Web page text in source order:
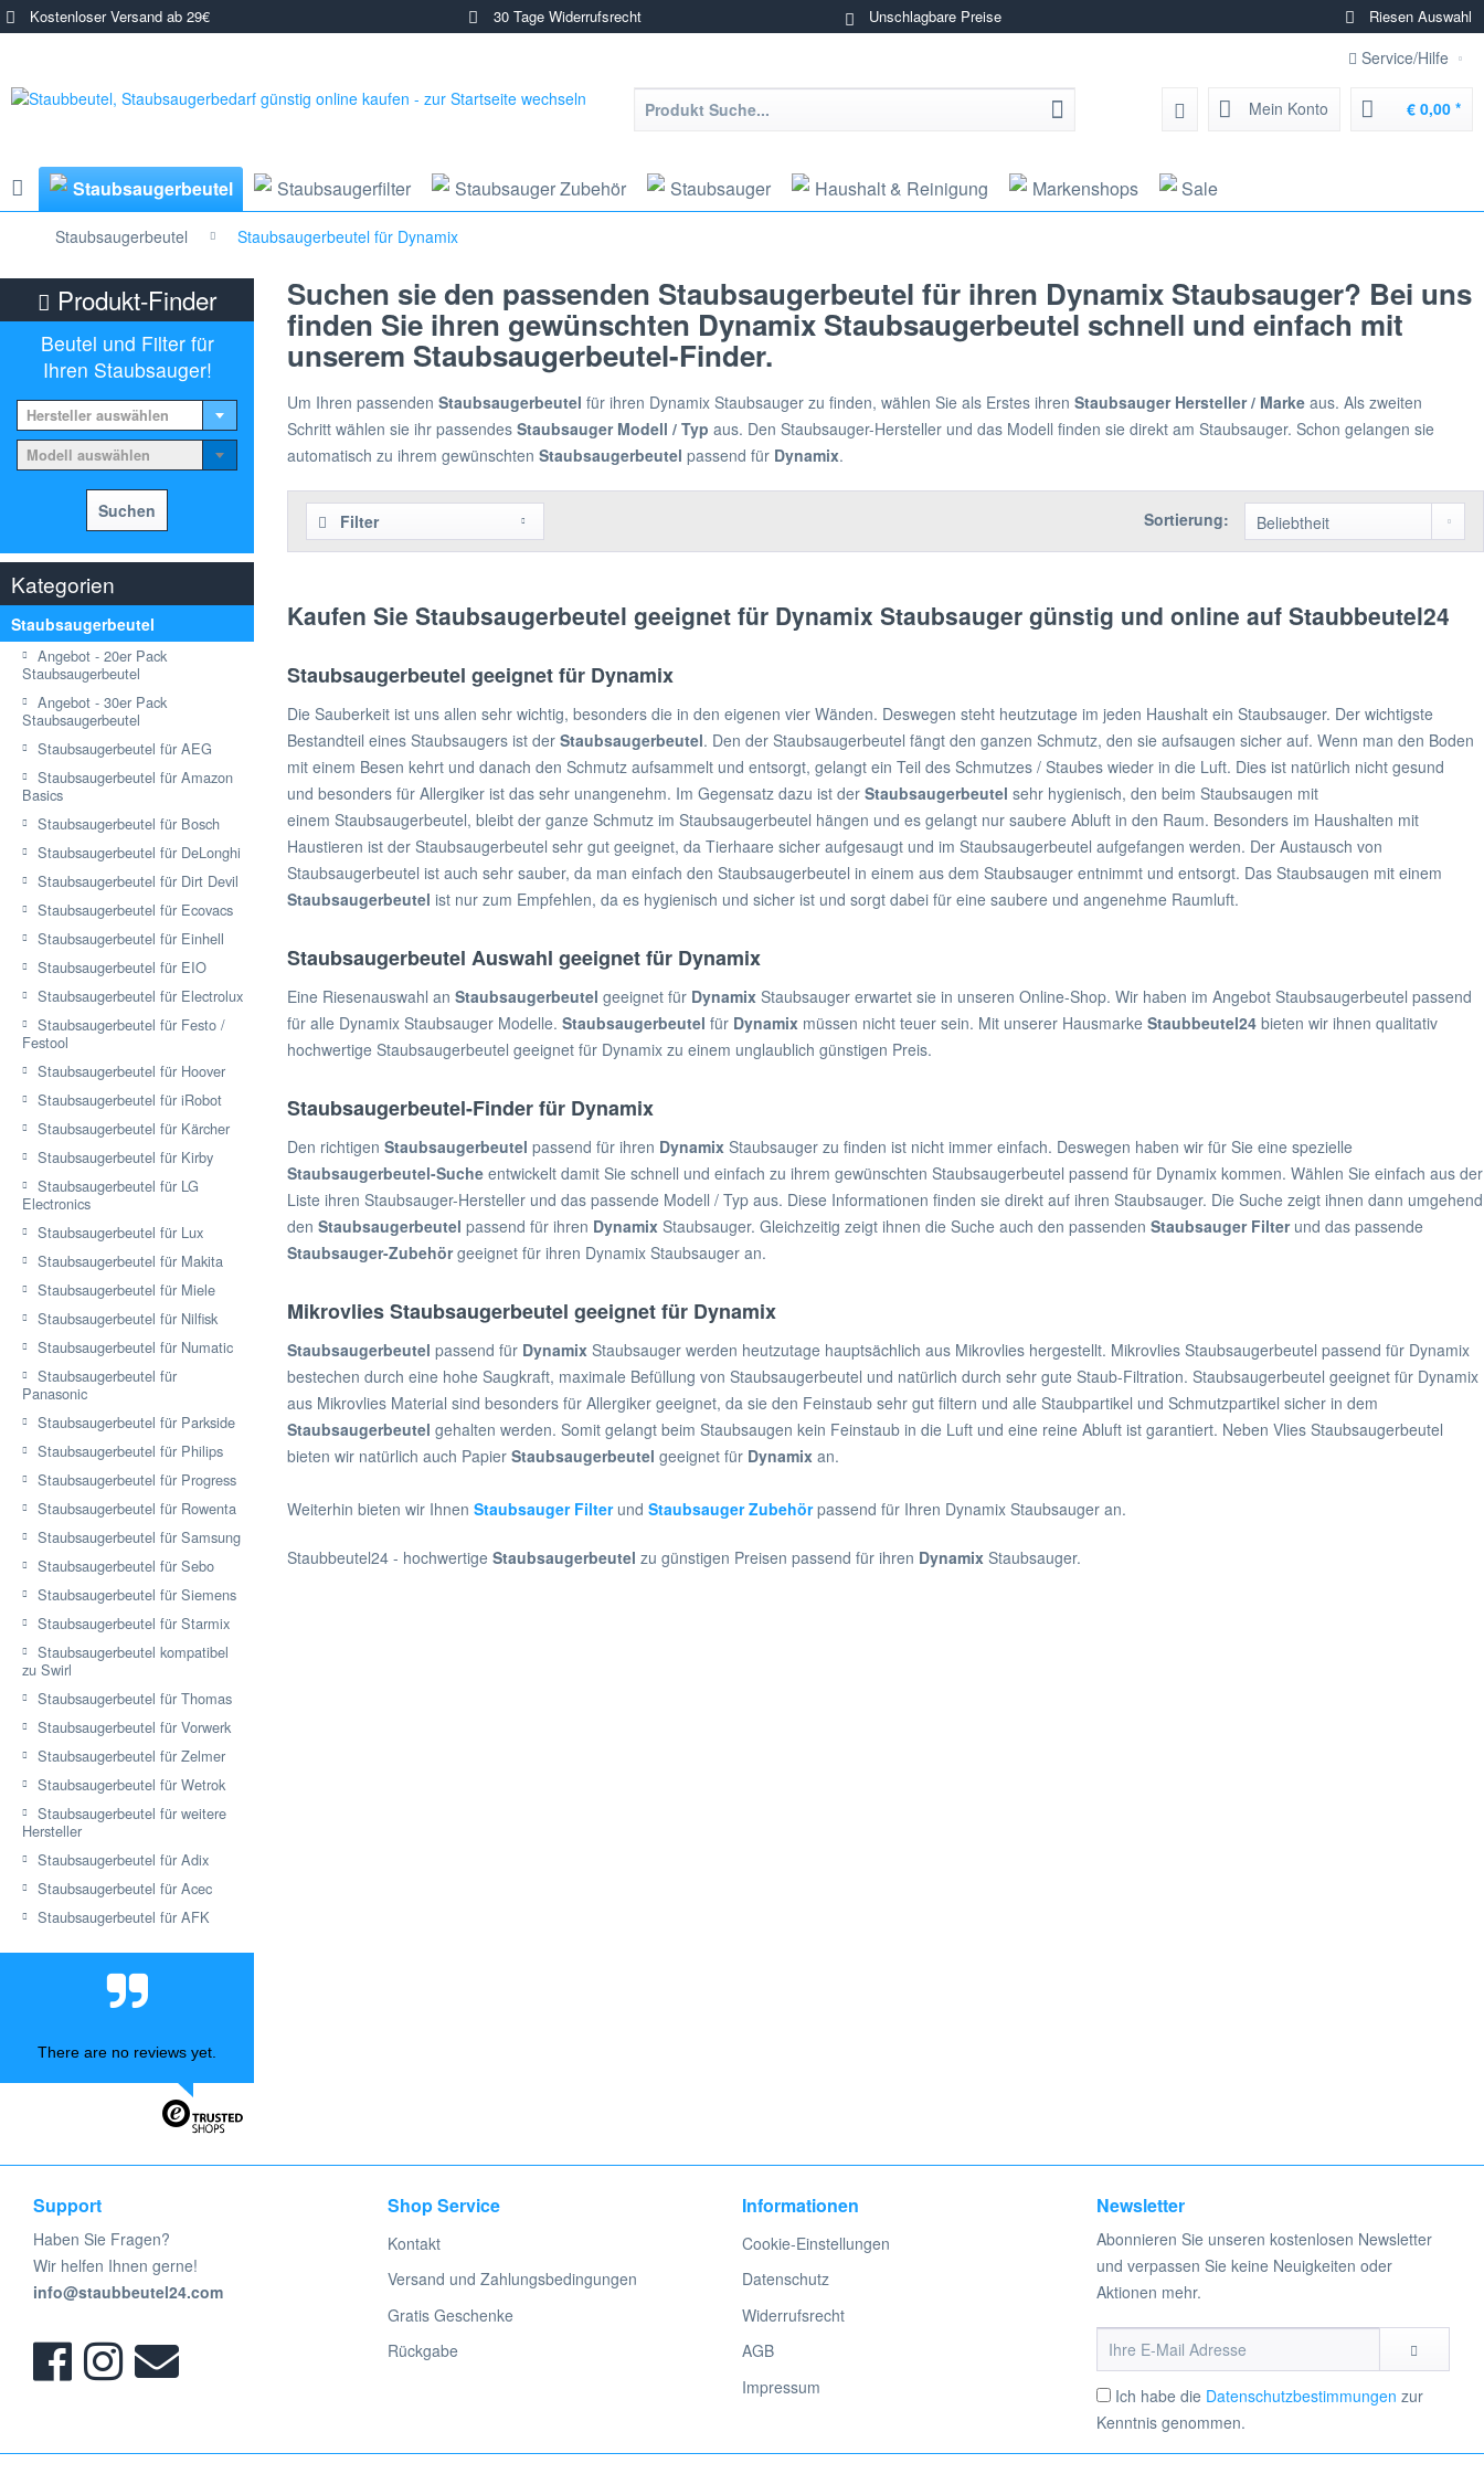
Kostenloser Versand ab 29€ 30 Tage Widerrufsrecht Unschlagbare Preise Riesen Auswahl
Service/Hilfe
Mein Konto € 0,00 *
Staubsaugerbeutel Staubsaugerfilter Staubsauger Zubehör Staubsauger Haushalt & Reinigung Markenshops Sale
Staubsaugerbeutel Staubsaugerbeutel für Dynamix
Produkt-Finder
Beutel und Filter für
Ihren Staubsauger!
Hersteller auswählen
Modell auswählen
Suchen
Kategorien
Staubsaugerbeutel
Angebot - 20er Pack
Staubsaugerbeutel
Angebot - 30er Pack
Staubsaugerbeutel
Staubsaugerbeutel für AEG
Staubsaugerbeutel für Amazon
Basics
Staubsaugerbeutel für Bosch
Staubsaugerbeutel für DeLonghi
Staubsaugerbeutel für Dirt Devil
Staubsaugerbeutel für Ecovacs
Staubsaugerbeutel für Einhell
Staubsaugerbeutel für EIO
Staubsaugerbeutel für Electrolux
Staubsaugerbeutel für Festo /
Festool
Staubsaugerbeutel für Hoover
Staubsaugerbeutel für iRobot
Staubsaugerbeutel für Kärcher
Staubsaugerbeutel für Kirby
Staubsaugerbeutel für LG
Electronics
Staubsaugerbeutel für Lux
Staubsaugerbeutel für Makita
Staubsaugerbeutel für Miele
Staubsaugerbeutel für Nilfisk
Staubsaugerbeutel für Numatic
Staubsaugerbeutel für
Panasonic
Staubsaugerbeutel für Parkside
Staubsaugerbeutel für Philips
Staubsaugerbeutel für Progress
Staubsaugerbeutel für Rowenta
Staubsaugerbeutel für Samsung
Staubsaugerbeutel für Sebo
Staubsaugerbeutel für Siemens
Staubsaugerbeutel für Starmix
Staubsaugerbeutel kompatibel
zu Swirl
Staubsaugerbeutel für Thomas
Staubsaugerbeutel für Vorwerk
Staubsaugerbeutel für Zelmer
Staubsaugerbeutel für Wetrok
Staubsaugerbeutel für weitere
Hersteller
Staubsaugerbeutel für Adix
Staubsaugerbeutel für Acec
Staubsaugerbeutel für AFK
Staubsaugerbeutel für Airmate
Staubsaugerbeutel für AKA
Staubsaugerbeutel für Akiba
Staubsaugerbeutel für Alaska
Staubsaugerbeutel für Aldi
Hofer
Staubsaugerbeutel für Alfatec
Staubsaugerbeutel für Alpha
Staubsaugerbeutel für Alpina
Staubsaugerbeutel für Amadis
Staubsaugerbeutel für Amstrad
There are no reviews yet.
Suchen sie den passenden Staubsaugerbeutel für ihren Dynamix Staubsauger? Bei uns
finden Sie ihren gewünschten Dynamix Staubsaugerbeutel schnell und einfach mit
unserem Staubsaugerbeutel-Finder.
Um Ihren passenden Staubsaugerbeutel für ihren Dynamix Staubsauger zu finden, wählen Sie als Erstes ihren Staubsauger Hersteller / Marke aus. Als zweiten
Schritt wählen sie ihr passendes Staubsauger Modell / Typ aus. Den Staubsauger-Hersteller und das Modell finden sie direkt am Staubsauger. Schon gelangen sie
automatisch zu ihrem gewünschten Staubsaugerbeutel passend für Dynamix.
Filter Sortierung:
Kaufen Sie Staubsaugerbeutel geeignet für Dynamix Staubsauger günstig und online auf Staubbeutel24
Staubsaugerbeutel geeignet für Dynamix
Die Sauberkeit ist uns allen sehr wichtig, besonders die in den eigenen vier Wänden. Deswegen steht heutzutage im jeden Haushalt ein Staubsauger. Der wichtigste
Bestandteil eines Staubsaugers ist der Staubsaugerbeutel. Den der Staubsaugerbeutel fängt den ganzen Schmutz, den sie aufsaugen sicher auf. Wenn man den Boden
mit einem Besen kehrt und danach den Schmutz aufsammelt und entsorgt, gelangt ein Teil des Schmutzes / Staubes wieder in die Luft. Dies ist natürlich nicht gesund
und besonders für Allergiker ist das sehr unangenehm. Im Gegensatz dazu ist der Staubsaugerbeutel sehr hygienisch, den beim Staubsaugen mit
einem Staubsaugerbeutel, bleibt der ganze Schmutz im Staubsaugerbeutel hängen und es gelangt nur saubere Abluft in den Raum. Besonders im Haushalten mit
Haustieren ist der Staubsaugerbeutel sehr gut geeignet, da Tierhaare sicher aufgesaugt und im Staubsaugerbeutel aufgefangen werden. Der Austausch von
Staubsaugerbeutel ist auch sehr sauber, da man einfach den Staubsaugerbeutel in einem aus dem Staubsauger entnimmt und entsorgt. Das Staubsaugen mit einem
Staubsaugerbeutel ist nur zum Empfehlen, da es hygienisch und sicher ist und sorgt dabei für eine saubere und angenehme Raumluft.
Staubsaugerbeutel Auswahl geeignet für Dynamix
Eine Riesenauswahl an Staubsaugerbeutel geeignet für Dynamix Staubsauger erwartet sie in unseren Online-Shop. Wir haben im Angebot Staubsaugerbeutel passend
für alle Dynamix Staubsauger Modelle. Staubsaugerbeutel für Dynamix müssen nicht teuer sein. Mit unserer Hausmarke Staubbeutel24 bieten wir ihnen qualitativ
hochwertige Staubsaugerbeutel geeignet für Dynamix zu einem unglaublich günstigen Preis.
Staubsaugerbeutel-Finder für Dynamix
Den richtigen Staubsaugerbeutel passend für ihren Dynamix Staubsauger zu finden ist nicht immer einfach. Deswegen haben wir für Sie eine spezielle
Staubsaugerbeutel-Suche entwickelt damit Sie schnell und einfach zu ihrem gewünschten Staubsaugerbeutel passend für Dynamix kommen. Wählen Sie einfach aus der
Liste ihren Staubsauger-Hersteller und das passende Modell / Typ aus. Diese Informationen finden sie direkt auf ihren Staubsauger. Die Suche zeigt ihnen dann umgehend
den Staubsaugerbeutel passend für ihren Dynamix Staubsauger. Gleichzeitig zeigt ihnen die Suche auch den passenden Staubsauger Filterund das passende
Staubsauger-Zubehörgeeignet für ihren Dynamix Staubsauger an.
Mikrovlies Staubsaugerbeutel geeignet für Dynamix
Staubsaugerbeutel passend für Dynamix Staubsauger werden heutzutage hauptsächlich aus Mikrovlies hergestellt. Mikrovlies Staubsaugerbeutel passend für Dynamix
bestechen durch eine hohe Saugkraft, maximale Befüllung von Staubsaugerbeutel und natürlich durch sehr gute Staub-Filtration. Staubsaugerbeutel geeignet für Dynamix
aus Mikrovlies Material sind besonders für Allergiker geeignet, da sie den Feinstaub sehr gut filtern und alle Staubpartikel und Schmutzpartikel sicher in dem
Staubsaugerbeutel gehalten werden. Somit gelangt beim Staubsaugen kein Feinstaub in die Luft und eine reine Abluft ist garantiert. Neben Vlies Staubsaugerbeutel
bieten wir natürlich auch Papier Staubsaugerbeutel geeignet für Dynamix an.
Weiterhin bieten wir Ihnen Staubsauger Filterund Staubsauger Zubehör passend für Ihren Dynamix Staubsauger an.
Staubbeutel24 - hochwertige Staubsaugerbeutel zu günstigen Preisen passend für ihren Dynamix Staubsauger.
Support
Haben Sie Fragen?
Wir helfen Ihnen gerne!
info@staubbeutel24.com
Shop Service
Kontakt
Versand und Zahlungsbedingungen
Gratis Geschenke
Rückgabe
Informationen
Cookie-Einstellungen
Datenschutz
Widerrufsrecht
AGB
Impressum
Newsletter
Abonnieren Sie unseren kostenlosen Newsletter
und verpassen Sie keine Neuigkeiten oder
Aktionen mehr.
Ich habe die Datenschutzbestimmungen zur
Kenntnis genommen.